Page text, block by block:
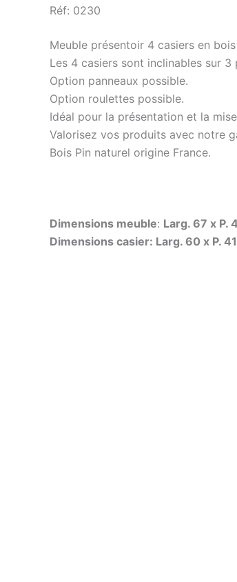
Réf: 0230
Meuble présentoir 4 casiers en
Les 4 casiers sont inclinables sur
Option panneaux possible.
Option roulettes possible.
Idéal pour la présentation et la
Valorisez vos produits avec notre
Bois Pin naturel origine France.
Dimensions meuble: Larg. 67 x P.
Dimensions casier: Larg. 60 x P.